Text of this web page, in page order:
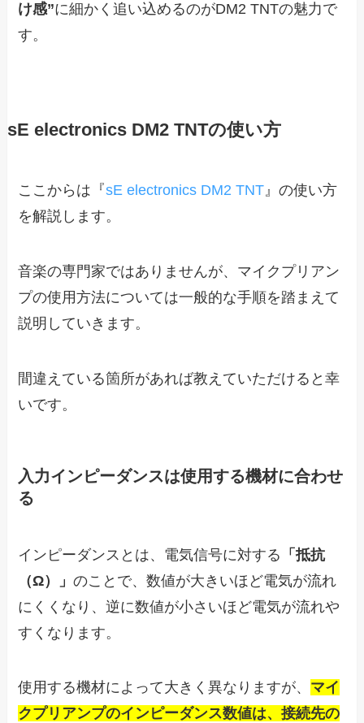
け感”に細かく追い込めるのがDM2 TNTの魅力で
す。
sE electronics DM2 TNTの使い方
ここからは『sE electronics DM2 TNT』の使い方
を解説します。
音楽の専門家ではありませんが、マイクプリアン
プの使用方法については一般的な手順を踏まえて
説明していきます。
間違えている箇所があれば教えていただけると幸
いです。
入力インピーダンスは使用する機材に合わせ
る
インピーダンスとは、電気信号に対する 「抵抗
（Ω）」のことで、数値が大きいほど電気が流れ
にくくなり、逆に数値が小さいほど電気が流れや
すくなります。
使用する機材によって大きく異なりますが、 マイ
クプリアンプのインピーダンス数値は、接続先の